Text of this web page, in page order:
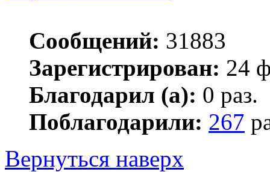
Сообщений: 31883
Зарегистрирован: 24
Благодарил (а): 0 раз.
Поблагодарили: 267
Вернуться наверх